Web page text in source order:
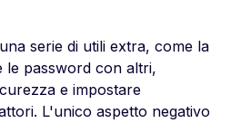
serie di utili extra, come la
le password con altri,
e impostare
L'unico aspetto negativo